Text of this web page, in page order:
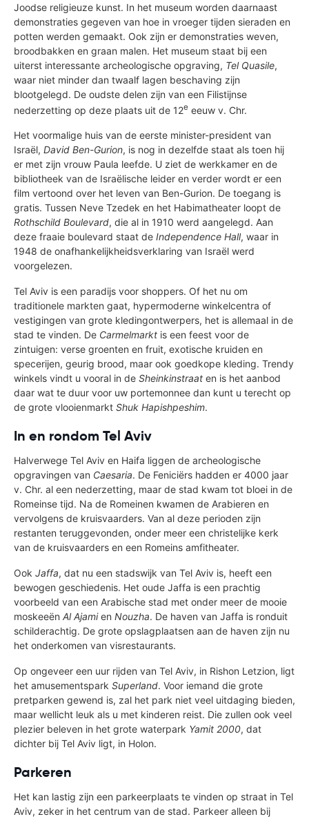
Joodse religieuze kunst. In het museum worden daarnaast
demonstraties gegeven van hoe in vroeger tijden sieraden en
potten werden gemaakt. Ook zijn er demonstraties weven,
broodbakken en graan malen. Het museum staat bij een
uiterst interessante archeologische opgraving, Tel Quasile,
waar niet minder dan twaalf lagen beschaving zijn
blootgelegd. De oudste delen zijn van een Filistijnse
nederzetting op deze plaats uit de 12e eeuw v. Chr.
Het voormalige huis van de eerste minister-president van
Israël, David Ben-Gurion, is nog in dezelfde staat als toen hij
er met zijn vrouw Paula leefde. U ziet de werkkamer en de
bibliotheek van de Israëlische leider en verder wordt er een
film vertoond over het leven van Ben-Gurion. De toegang is
gratis. Tussen Neve Tzedek en het Habimatheater loopt de
Rothschild Boulevard, die al in 1910 werd aangelegd. Aan
deze fraaie boulevard staat de Independence Hall, waar in
1948 de onafhankelijkheidsverklaring van Israël werd
voorgelezen.
Tel Aviv is een paradijs voor shoppers. Of het nu om
traditionele markten gaat, hypermoderne winkelcentra of
vestigingen van grote kledingontwerpers, het is allemaal in de
stad te vinden. De Carmelmarkt is een feest voor de
zintuigen: verse groenten en fruit, exotische kruiden en
specerijen, geurig brood, maar ook goedkope kleding. Trendy
winkels vindt u vooral in de Sheinkinstraat en is het aanbod
daar wat te duur voor uw portemonnee dan kunt u terecht op
de grote vlooienmarkt Shuk Hapishpeshim.
In en rondom Tel Aviv
Halverwege Tel Aviv en Haifa liggen de archeologische
opgravingen van Caesaria. De Feniciërs hadden er 4000 jaar
v. Chr. al een nederzetting, maar de stad kwam tot bloei in de
Romeinse tijd. Na de Romeinen kwamen de Arabieren en
vervolgens de kruisvaarders. Van al deze perioden zijn
restanten teruggevonden, onder meer een christelijke kerk
van de kruisvaarders en een Romeins amfitheater.
Ook Jaffa, dat nu een stadswijk van Tel Aviv is, heeft een
bewogen geschiedenis. Het oude Jaffa is een prachtig
voorbeeld van een Arabische stad met onder meer de mooie
moskeeën Al Ajamien Nouzha. De haven van Jaffa is ronduit
schilderachtig. De grote opslagplaatsen aan de haven zijn nu
het onderkomen van visrestaurants.
Op ongeveer een uur rijden van Tel Aviv, in Rishon Letzion, ligt
het amusementspark Superland. Voor iemand die grote
pretparken gewend is, zal het park niet veel uitdaging bieden,
maar wellicht leuk als u met kinderen reist. Die zullen ook veel
plezier beleven in het grote waterpark Yamit 2000, dat
dichter bij Tel Aviv ligt, in Holon.
Parkeren
Het kan lastig zijn een parkeerplaats te vinden op straat in Tel
Aviv, zeker in het centrum van de stad. Parkeer alleen bij